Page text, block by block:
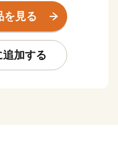
、一部の地域は国の重
、長崎県で唯一「日本
は、２０１８年７月に
を見る
追加する